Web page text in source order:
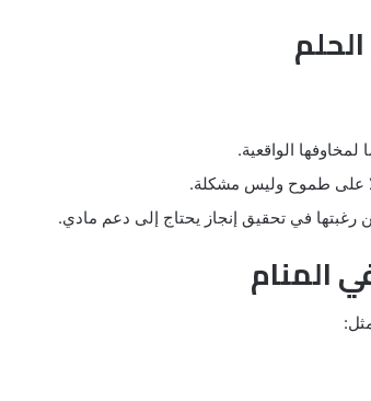
الواقعية.
على طموح وليس مشكلة.
رغبتها في تحقيق إنجاز يحتاج إلى دعم مادي.
المنام